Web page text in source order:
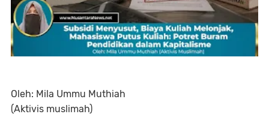
Oleh: Mila Ummu Muthiah
(Aktivis muslimah)